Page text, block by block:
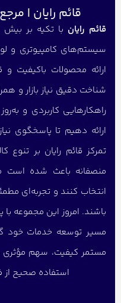
قائم رایان |
قائم رایان با تکیه بر بیش
سیستم‌های کامپیوتری و
ارائه محصولات باکیفیت و
شناخت دقیق نیاز بازار و
راهکارهایی کاربردی و
ارائه دهیم تا پاسخگوی
تمرکز قائم رایان بر تنوع
منصفانه باعث شده است
انتخاب کنند و تجربه‌ای
باشند. امروز این مجموعه
مسیر توسعه خدمات خود
مستمر کیفیت، سهم مؤثری
استفاده صحیح از